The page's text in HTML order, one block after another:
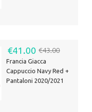
€41.00 €43.00
Francia Giacca
Cappuccio Navy Red +
Pantaloni 2020/2021